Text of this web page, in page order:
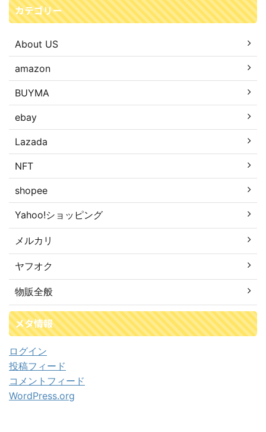
カテゴリー
About US
amazon
BUYMA
ebay
Lazada
NFT
shopee
Yahoo!ショッピング
メルカリ
ヤフオク
物販全般
メタ情報
ログイン
投稿フィード
コメントフィード
WordPress.org